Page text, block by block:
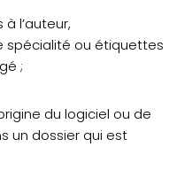
l’auteur,
spécialité ou étiquettes
;
du logiciel ou de
un dossier qui est